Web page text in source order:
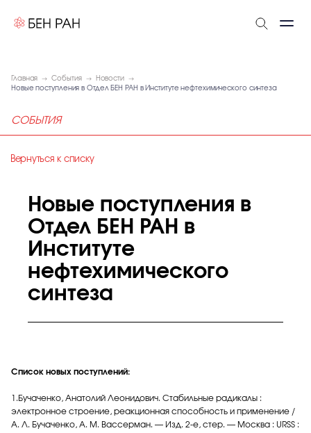
Главная События
Новости
Новые поступления в Отдел БЕН РАН в Институте нефтехимического синтеза
СОБЫТИЯ
Вернуться к списку
Новые поступления в
Отдел БЕН РАН в
Институте
нефтехимического
синтеза
Список новых поступлений:
1.Бучаченко, Анатолий Леонидович. Стабильные радикалы :
электронное строение, реакционная способность и применение /
А. Л. Бучаченко, А. М. Вассерман. — Изд. 2-е, стер. — Москва : URSS :